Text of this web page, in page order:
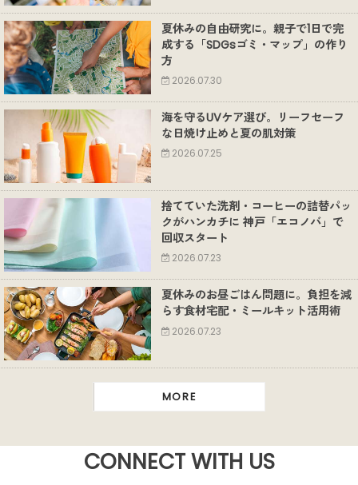
夏休みの自由研究に。親子で1日で完
成する「SDGsゴミ・マップ」の作り
方
2026.07.30
海を守るUVケア選び。リーフセーフ
な日焼け止めと夏の肌対策
2026.07.25
捨てていた洗剤・コーヒーの詰替パッ
クがハンカチに 神戸「エコノバ」で
回収スタート
2026.07.23
夏休みのお昼ごはん問題に。負担を減
らす食材宅配・ミールキット活用術
2026.07.23
MORE
CONNECT WITH US